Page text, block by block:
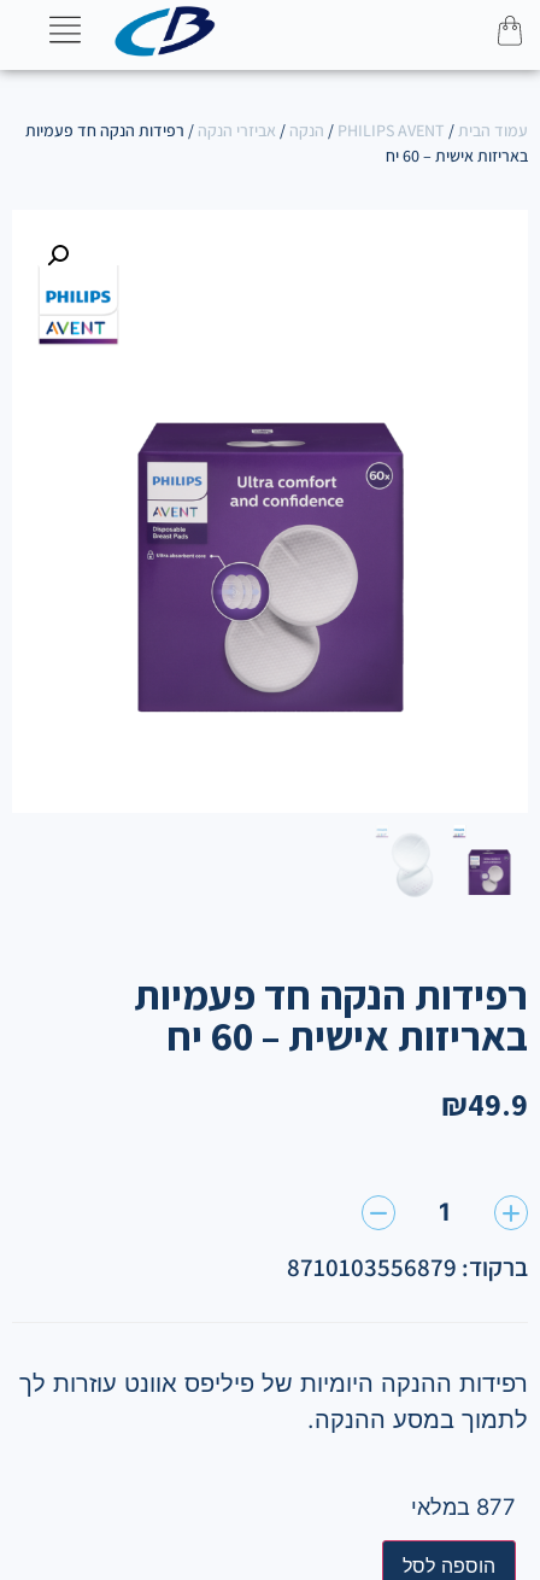
עמוד הבית/
PHILIPS AVENT
/ הנקה / אביזרי הנקה / רפידות הנקה חד פעמיות
באריזות אישית – 60 יח
רפידות הנקה חד פעמיות
באריזות אישית – 60 יח
₪49.9
1
ברקוד: 8710103556879
רפידות ההנקה היומיות של פיליפס אוונט עוזרות לך
לתמוך במסע ההנקה.
877 במלאי
הוספה לסל